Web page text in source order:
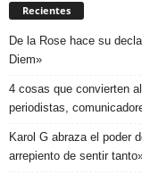
Recientes
De la Rose hace su
Diem»
4 cosas que convierten
periodistas,
Karol G abraza el poder
arrepiento de sentir